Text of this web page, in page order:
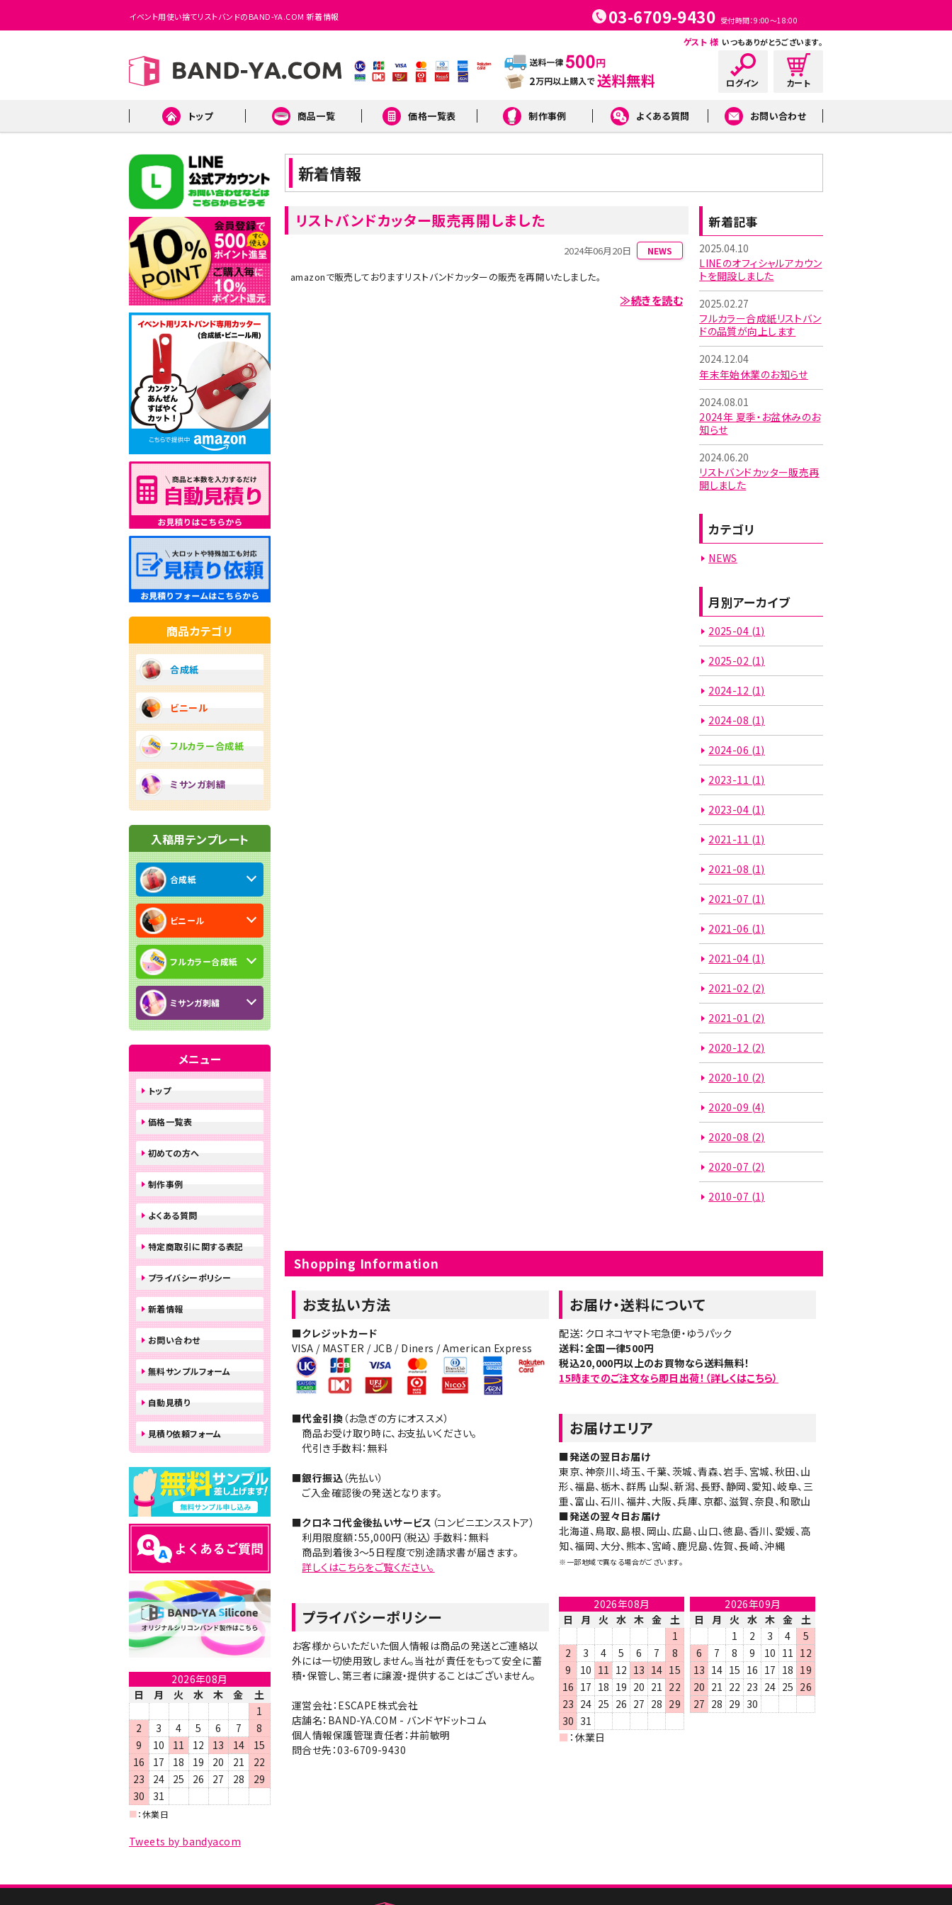
イベント用使い捨てリストバンドのBAND-YA.COM 新着情報 03-6709-9430 受付時間：9:00～18:00
ゲスト 様 いつもありがとうございます。
トップ 商品一覧
合成紙 ビニール フルカラー合成紙 ミサンガ刺繍
価格一覧表 制作事例 よくある質問 お問い合わせ
新着情報
リストバンドカッター販売再開しました
2024年06月20日 NEWS
amazonで販売しておりますリストバンドカッターの販売を再開いたしました。
≫続きを読む
新着記事
2025.04.10
LINEのオフィシャルアカウン
トを開設しました
2025.02.27
フルカラー合成紙リストバン
ドの品質が向上します
2024.12.04
年末年始休業のお知らせ
2024.08.01
2024年 夏季・お盆休みのお
知らせ
2024.06.20
リストバンドカッター販売再
開しました
カテゴリ
NEWS
月別アーカイブ
2025-04 (1)
2025-02 (1)
2024-12 (1)
2024-08 (1)
2024-06 (1)
2023-11 (1)
2023-04 (1)
2021-11 (1)
2021-08 (1)
2021-07 (1)
2021-06 (1)
2021-04 (1)
2021-02 (2)
2021-01 (2)
2020-12 (2)
2020-10 (2)
2020-09 (4)
2020-08 (2)
2020-07 (2)
2010-07 (1)
Shopping Information
お支払い方法
■クレジットカード
VISA / MASTER / JCB / Diners / American Express
■代金引換 （お急ぎの方にオススメ）
商品お受け取り時に、お支払いください。
代引き手数料：無料
■銀行振込 （先払い）
ご入金確認後の発送となります。
■クロネコ代金後払いサービス （コンビニエンスストア）
利用限度額：55,000円（税込）手数料：無料
商品到着後3～5日程度で別途請求書が届きます。
詳しくはこちらをご覧ください。​
プライバシーポリシー
お客様からいただいた個人情報は商品の発送とご連絡以
外には一切使用致しません。当社が責任をもって安全に蓄
積・保管し、第三者に譲渡・提供することはございません。
運営会社：ESCAPE株式会社
店舗名：BAND-YA.COM - バンドヤドットコム
個人情報保護管理責任者：井前敏明
問合せ先：03-6709-9430
お届け・送料について
配送：クロネコヤマト宅急便・ゆうパック
送料：全国一律500円
税込20,000円以上のお買物なら送料無料！
15時までのご注文なら即日出荷！（詳しくはこちら）
お届けエリア
■発送の翌日お届け
東京、神奈川、埼玉、千葉、茨城、青森、岩手、宮城、秋田、山
形、福島、栃木、群馬 山梨、新潟、長野、静岡、愛知、岐阜、三
重、富山、石川、福井、大阪、兵庫、京都、滋賀、奈良、和歌山
■発送の翌々日お届け​
北海道、鳥取、島根、岡山、広島、山口、徳島、香川、愛媛、高
知、福岡、大分、熊本、宮崎、鹿児島、佐賀、長崎、沖縄
※一部地域で異なる場合がございます。
2026年08月
日
月 火 水 木 金 土
1
2
3 4 5 6 7
8
9
10 11 12 13 14 15
16 17 18 19 20 21 22
23 24 25 26 27 28 29
30 31
2026年09月
日
月 火 水 木 金 土
1
2 3 4
5
6
7 8 9 10 11 12
13 14 15 16 17 18 19
20 21 22 23 24 25 26
27 28 29 30
■ ：休業日
商品カテゴリ
合成紙
ビニール
フルカラー合成紙
ミサンガ刺繍
入稿用テンプレート
合成紙
ビニール
フルカラー合成紙
ミサンガ刺繍
メニュー
トップ
価格一覧表
初めての方へ
制作事例
よくある質問
特定商取引に関する表記
プライバシーポリシー
新着情報
お問い合わせ
無料サンプルフォーム
自動見積り
見積り依頼フォーム
2026年08月
日
月 火 水 木 金
土
1
2
3 4 5 6 7
8
9
10 11 12 13 14
15
16
17 18 19 20 21
22
23
24 25 26 27 28
29
30
31
■：休業日
Tweets by bandyacom